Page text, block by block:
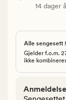
14 dager
Alle sengesett
Gjelder f.o.m.
ikke